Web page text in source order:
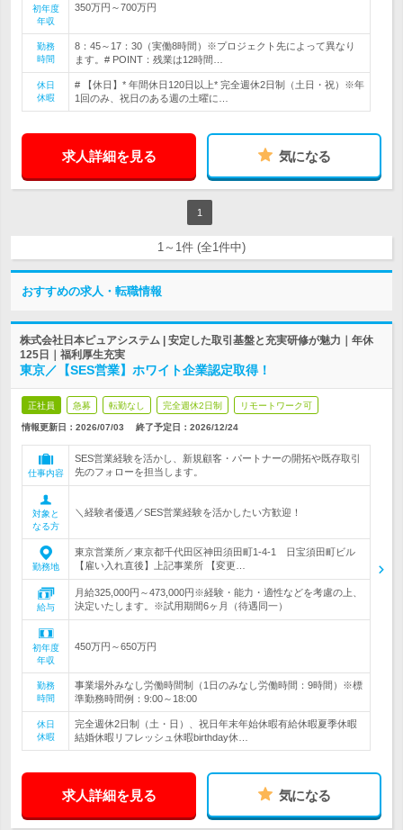
初年度
年収
350万円～700万円
勤務
時間
8：45～17：30（実働8時間）※プロジェクト先によって異なり
ます。# POINT：残業は12時間…
休日
休暇
# 【休日】* 年間休日120日以上* 完全週休2日制（土日・祝）※年
1回のみ、祝日のある週の土曜に…
求人詳細を見る 気になる
1
1～1件 (全1件中)
おすすめの求人・転職情報
株式会社日本ピュアシステム | 安定した取引基盤と充実研修が魅力｜年休
125日｜福利厚生充実
東京／【SES営業】ホワイト企業認定取得！
正社員 急募 転勤なし 完全週休2日制 リモートワーク可
情報更新日：2026/07/03 終了予定日： 2026/12/24
仕事内容
SES営業経験を活かし、新規顧客・パートナーの開拓や既存取引
先のフォローを担当します。
対象と
なる方
＼経験者優遇／SES営業経験を活かしたい方歓迎！
勤務地
東京営業所／東京都千代田区神田須田町1-4-1 日宝須田町ビル
【雇い入れ直後】上記事業所 【変更…
給与
月給325,000円～473,000円※経験・能力・適性などを考慮の上、
決定いたします。※試用期間6ヶ月（待遇同一）
初年度
年収
450万円～650万円
勤務
時間
事業場外みなし労働時間制（1日のみなし労働時間：9時間）※標
準勤務時間例：9:00～18:00
休日
休暇
完全週休2日制（土・日）、祝日年末年始休暇有給休暇夏季休暇
結婚休暇リフレッシュ休暇birthday休…
求人詳細を見る 気になる